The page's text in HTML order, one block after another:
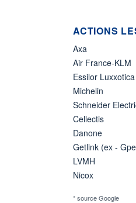
ACTIONS
Axa
Air France-KLM
Essilor Luxxotica
Michelin
Schneider
Cellectis
Danone
Getlink (ex -
LVMH
Nicox
* source Google